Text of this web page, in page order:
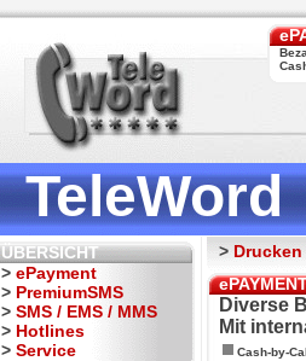
TeleWord
ÜBERSICHT
> ePayment
> PremiumSMS
> SMS / EMS / MMS
> Hotlines
> Service
> Drucken
Diverse
Mit
Cash-by-